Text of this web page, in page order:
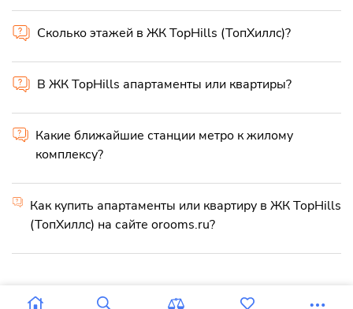
Сколько этажей в ЖК TopHills (ТопХиллc)?
В ЖК TopHills апартаменты или квартиры?
Какие ближайшие станции метро к жилому
комплексу?
Как купить апартаменты или квартиру в ЖК TopHills
(ТопХиллc) на сайте orooms.ru?